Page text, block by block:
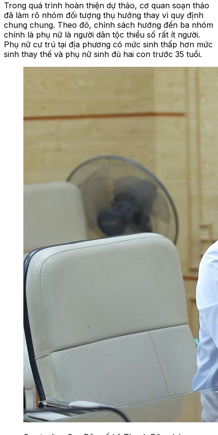
Trong quá trình hoàn thiện dự thảo, cơ quan soạn thảo
đã làm rõ nhóm đối tượng thụ hưởng thay vì quy định
chung chung. Theo đó, chính sách hướng đến ba nhóm
chính là phụ nữ là người dân tộc thiểu số rất ít người.
Phụ nữ cư trú tại địa phương có mức sinh thấp hơn mức
sinh thay thế và phụ nữ sinh đủ hai con trước 35 tuổi.